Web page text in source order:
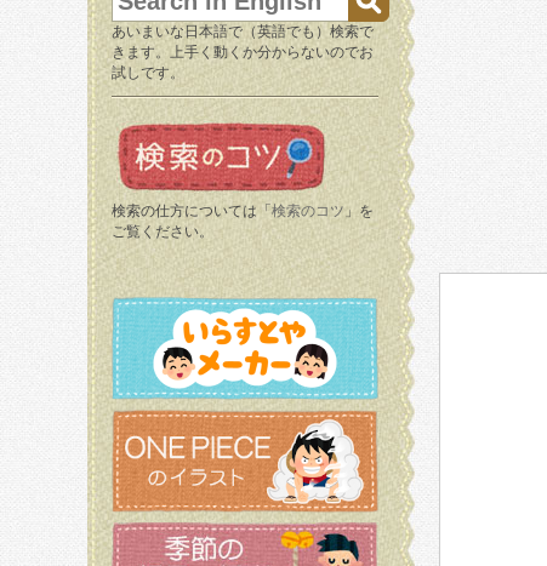
あいまいな日本語で（英語でも）検索で
きます。上手く動くか分からないのでお
試しです。
検索の仕方については「 検索のコツ 」を
ご覧ください。